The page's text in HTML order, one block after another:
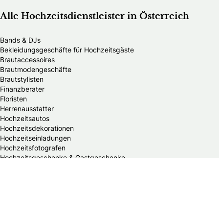
Alle Hochzeitsdienstleister in Österreich
Bands & DJs
Bekleidungsgeschäfte für Hochzeitsgäste
Brautaccessoires
Brautmodengeschäfte
Brautstylisten
Finanzberater
Floristen
Herrenausstatter
Hochzeitsautos
Hochzeitsdekorationen
Hochzeitseinladungen
Hochzeitsfotografen
Hochzeitsgeschenke & Gastgeschenke